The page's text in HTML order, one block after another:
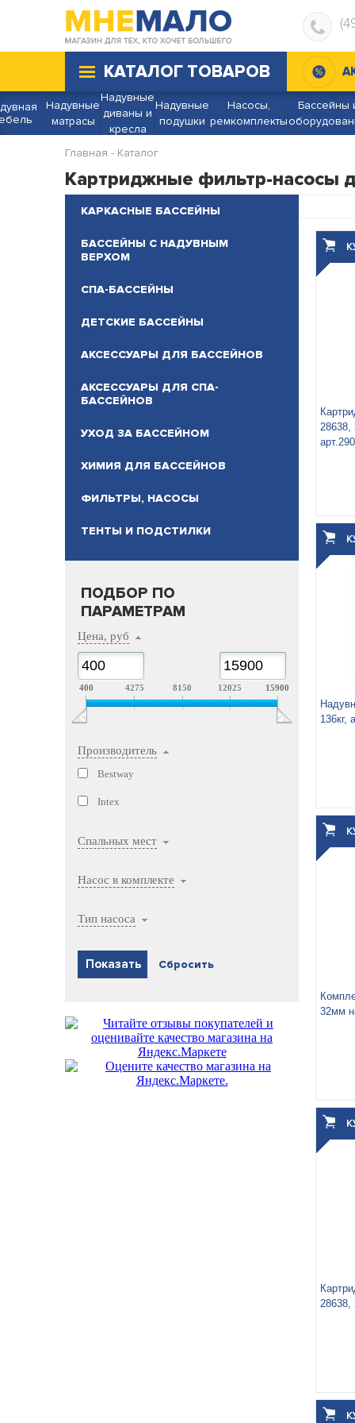
КАТАЛОГ ТОВАРОВ
Надувные
матрасы
Надувные
диваны и
кресла
Надувные
подушки
Насосы,
ремкомплекты
Бассейны
Главная - Каталог
Картриджные фильтр-насосы
КАРКАСНЫЕ БАССЕЙНЫ
БАССЕЙНЫ С НАДУВНЫМ
ВЕРХОМ
СПА-БАССЕЙНЫ
ДЕТСКИЕ БАССЕЙНЫ
АКСЕССУАРЫ ДЛЯ БАССЕЙНОВ
АКСЕССУАРЫ ДЛЯ СПА-
БАССЕЙНОВ
УХОД ЗА БАССЕЙНОМ
ХИМИЯ ДЛЯ БАССЕЙНОВ
ФИЛЬТРЫ, НАСОСЫ
ТЕНТЫ И ПОДСТИЛКИ
ПОДБОР ПО
ПАРАМЕТРАМ
Цена, руб
400 4275 8150 12025 15900
Производитель
Bestway
Intex
Спальных мест
Насос в комплекте
Тип насоса
28638,
136кг,
Вес
32мм
Вес
28638,